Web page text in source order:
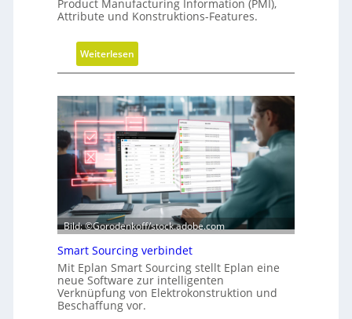
i
m
u
l
a
i
o
n
Product Manufacturing Information (PMI),
Attribute und Konstruktions-Features.
Weiterlesen:
G
o
m
e
t
r
i
e
-
V
e
r
e
i
Bild: ©Gorodenkoff/stock.adobe.com
Smart Sourcing verbindet
Mit Eplan Smart Sourcing stellt Eplan eine
neue Software zur intelligenten
Verknüpfung von Elektrokonstruktion und
Beschaffung vor.